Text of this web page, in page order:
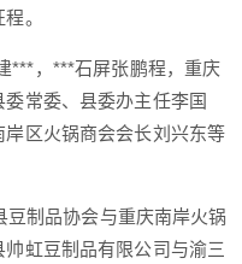
。
***，***石屏张鹏程，重庆
常委、县委办主任李国
区火锅商会会长刘兴东等
制品协会与重庆南岸火锅
虹豆制品有限公司与渝三